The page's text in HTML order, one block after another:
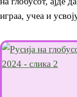
играа, учеа и